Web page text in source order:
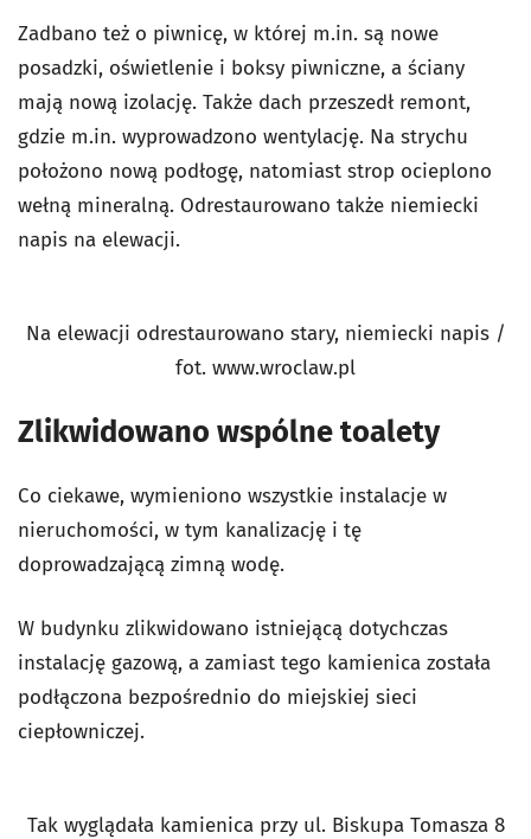
Zadbano też o piwnicę, w której m.in. są nowe
posadzki, oświetlenie i boksy piwniczne, a ściany
mają nową izolację. Także dach przeszedł remont,
gdzie m.in. wyprowadzono wentylację. Na strychu
położono nową podłogę, natomiast strop ocieplono
wełną mineralną. Odrestaurowano także niemiecki
napis na elewacji.
Na elewacji odrestaurowano stary, niemiecki napis /
fot. www.wroclaw.pl
Zlikwidowano wspólne toalety
Co ciekawe, wymieniono wszystkie instalacje w
nieruchomości, w tym kanalizację i tę
doprowadzającą zimną wodę.
W budynku zlikwidowano istniejącą dotychczas
instalację gazową, a zamiast tego kamienica została
podłączona bezpośrednio do miejskiej sieci
ciepłowniczej.
Tak wyglądała kamienica przy ul. Biskupa Tomasza 8